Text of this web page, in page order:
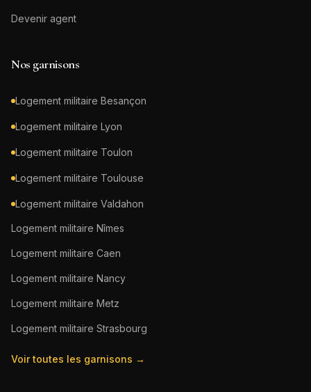
Devenir agent
Nos garnisons
Logement militaire Besançon
Logement militaire Lyon
Logement militaire Toulon
Logement militaire Toulouse
Logement militaire Valdahon
Logement militaire Nîmes
Logement militaire Caen
Logement militaire Nancy
Logement militaire Metz
Logement militaire Strasbourg
Voir toutes les garnisons →